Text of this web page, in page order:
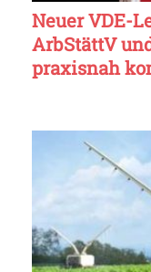
Neuer VDE-
ArbStättV
praxisnah